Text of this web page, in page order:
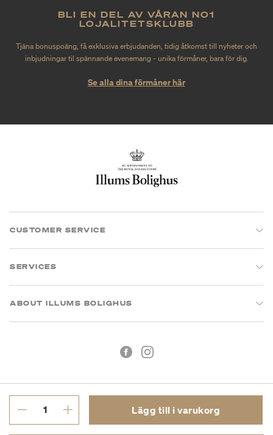
Lägg till i varukorg
BLI EN DEL AV VÅRAN NO1
LOJALITETSKLUBB
Tjäna bonuspoäng, få exklusiva erbjudanden, tidig åtkomst till nyheter och
inbjudningar til spännande evenemang - unika förmåner, bara för dig.
Se alla dina förmåner här
CUSTOMER SERVICE
SERVICES
ABOUT ILLUMS BOLIGHUS